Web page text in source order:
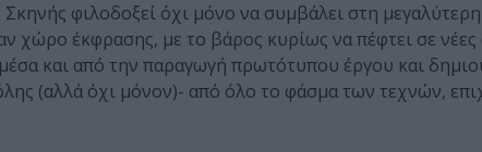
φιλοδοξεί όχι μόνο να συμβάλει στη μεγαλύτερη
χώρο έκφρασης, με το βάρος κυρίως να πέφτει σε
και από την παραγωγή πρωτότυπου έργου και
(αλλά όχι μόνον)- από όλο το φάσμα των τεχνών,